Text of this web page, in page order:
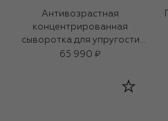
Антивозрастная
концентрированная
сыворотка для упругости
кожи (30ml)
65 990 ₽